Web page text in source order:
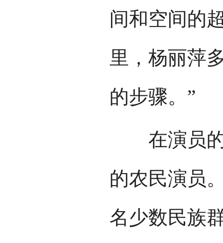
间和空间的
里，杨丽萍
的步骤。”
在演员的
的农民演员
名少数民族